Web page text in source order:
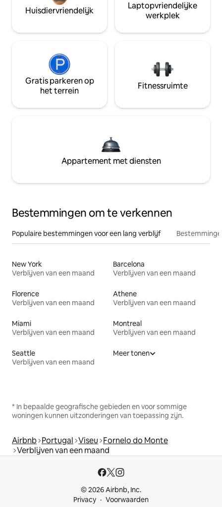
Huisdiervriendelijk
Laptopvriendelijke
werkplek
Gratis parkeren op
het terrein
Fitnessruimte
Appartement met diensten
Bestemmingen om te verkennen
Populaire bestemmingen voor een lang verblijf
New York
Verblijven van een maand
Barcelona
Verblijven van een maand
Florence
Verblijven van een maand
Athene
Verblijven van een maand
Miami
Verblijven van een maand
Montreal
Verblijven van een maand
Seattle
Verblijven van een maand
Meer tonen
* In bepaalde geografische gebieden en voor sommige
woningen kunnen uitzonderingen van toepassing zijn.
Airbnb Portugal Viseu Fornelo do Monte
Verblijven van een maand
© 2026 Airbnb, Inc.
Privacy
Voorwaarden